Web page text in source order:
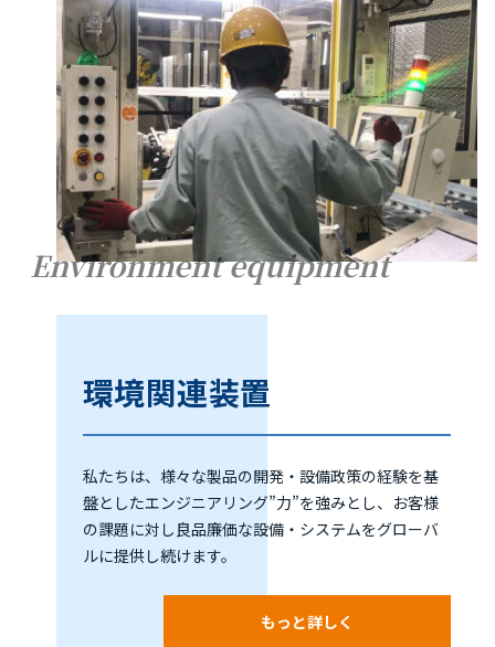
Environment equipment
環境関連装置
私たちは、様々な製品の開発・設備政策の経験を基
盤としたエンジニアリング”力”を強みとし、お客様
の課題に対し良品廉価な設備・システムをグローバ
ルに提供し続けます。
もっと詳しく